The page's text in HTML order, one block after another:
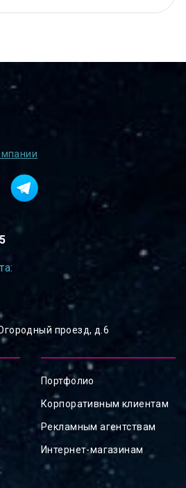
проезд, д.6
Портфолио
Корпоративным клиентам
Рекламным агентствам
Интернет-магазинам